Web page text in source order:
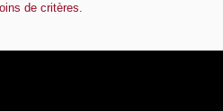
de critères.